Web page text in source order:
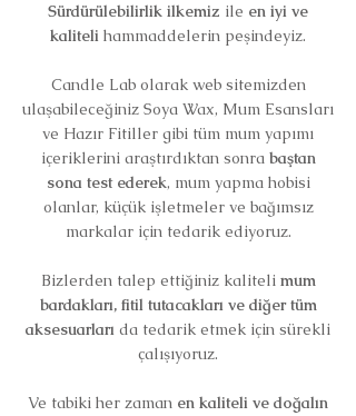
Sürdürülebilirlik ilkemiz ile en iyi ve
kaliteli hammaddelerin peşindeyiz.
Candle Lab olarak web sitemizden
ulaşabileceğiniz Soya Wax, Mum Esansları
ve Hazır Fitiller gibi tüm mum yapımı
içeriklerini araştırdıktan sonrabaştan
sona test ederek, mum yapma hobisi
olanlar, küçük işletmeler ve bağımsız
markalar için tedarik ediyoruz.
Bizlerden talep ettiğiniz kaliteli mum
bardakları, fitil tutacakları ve diğer tüm
aksesuarları da tedarik etmek için sürekli
çalışıyoruz.
Ve tabiki her zaman en kaliteli ve doğalın